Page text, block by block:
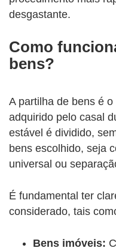
desgastante.
Como
bens?
A partilha de bens é
adquirido pelo casal
estável é dividido,
bens escolhido, seja
universal ou
É fundamental ter
considerado, tais
Bens imóveis: